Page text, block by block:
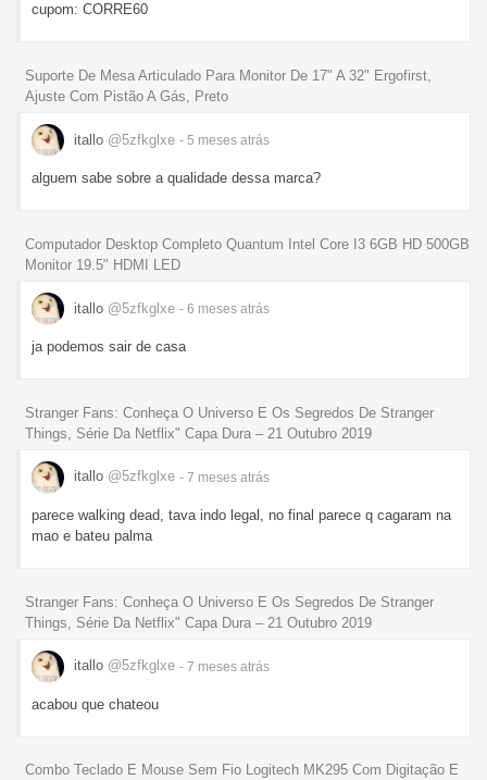
cupom: CORRE60
Suporte De Mesa Articulado Para Monitor De 17" A 32" Ergofirst,
Ajuste Com Pistão A Gás, Preto
itallo @5zfkglxe - 5 meses atrás
alguem sabe sobre a qualidade dessa marca?
Computador Desktop Completo Quantum Intel Core I3 6GB HD 500GB
Monitor 19.5" HDMI LED
itallo @5zfkglxe - 6 meses atrás
ja podemos sair de casa
Stranger Fans: Conheça O Universo E Os Segredos De Stranger
Things, Série Da Netflix" Capa Dura – 21 Outubro 2019
itallo @5zfkglxe - 7 meses atrás
parece walking dead, tava indo legal, no final parece q cagaram na
mao e bateu palma
Stranger Fans: Conheça O Universo E Os Segredos De Stranger
Things, Série Da Netflix" Capa Dura – 21 Outubro 2019
itallo @5zfkglxe - 7 meses atrás
acabou que chateou
Combo Teclado E Mouse Sem Fio Logitech MK295 Com Digitação E